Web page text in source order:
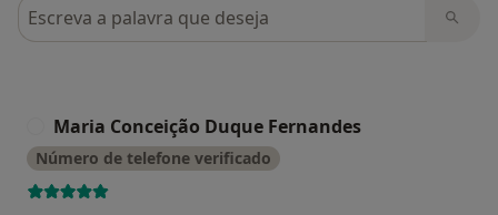
Pesquisar em opiniões
Maria Conceição Duque Fernandes
Número de telefone verificado